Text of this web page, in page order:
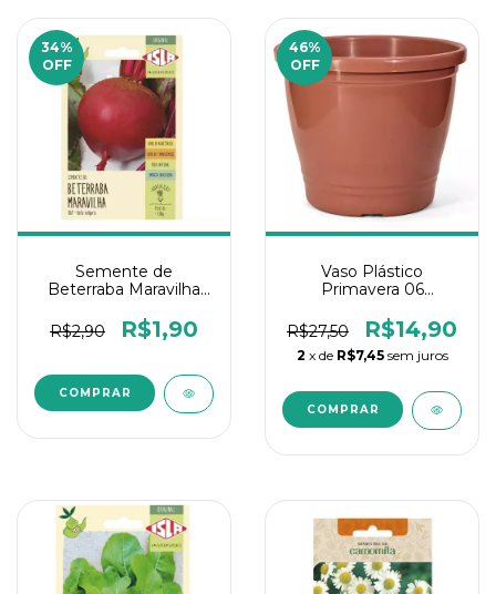
34%
OFF
Semente de
Beterraba Maravilha
R$2,90
R$1,90
46%
OFF
Vaso Plástico
Primavera 06
R$27,50
R$14,90
2 x de R$7,45 sem juros